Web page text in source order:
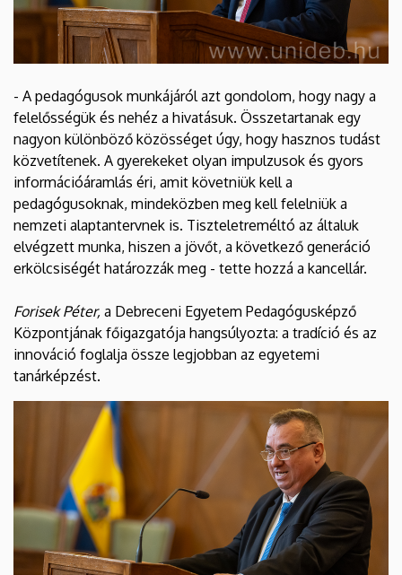
- A pedagógusok munkájáról azt gondolom, hogy nagy a
felelősségük és nehéz a hivatásuk. Összetartanak egy
nagyon különböző közösséget úgy, hogy hasznos tudást
közvetítenek. A gyerekeket olyan impulzusok és gyors
információáramlás éri, amit követniük kell a
pedagógusoknak, mindeközben meg kell felelniük a
nemzeti alaptantervnek is. Tiszteletreméltó az általuk
elvégzett munka, hiszen a jövőt, a következő generáció
erkölcsiségét határozzák meg - tette hozzá a kancellár.
Forisek Péter, a Debreceni Egyetem Pedagógusképző
Központjának főigazgatója hangsúlyozta: a tradíció és az
innováció foglalja össze legjobban az egyetemi
tanárképzést.